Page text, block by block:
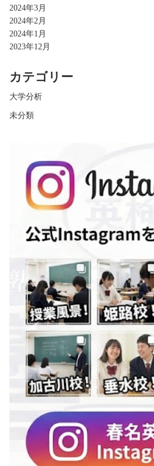
2024年3月
2024年2月
2024年1月
2023年12月
カテゴリー
大学分析
未分類